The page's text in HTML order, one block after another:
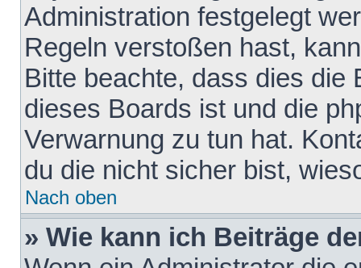
Administration festgelegt
Regeln verstoßen hast,
Bitte beachte, dass dies die
dieses Boards ist und die
Verwarnung zu tun hat.
du die nicht sicher bist,
Nach oben
» Wie kann ich Beiträge